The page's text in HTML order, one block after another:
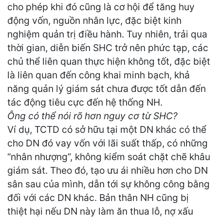
cho phép khi đó cũng là cơ hội để tăng huy
động vốn, nguồn nhân lực, đặc biệt kinh
nghiệm quản trị điều hành. Tuy nhiên, trải qua
thời gian, diễn biến SHC trở nên phức tạp, các
chủ thể liên quan thực hiện không tốt, đặc biệt
là liên quan đến công khai minh bạch, khả
năng quản lý giám sát chưa được tốt dẫn đến
tác động tiêu cực đến hệ thống NH.
Ông có thể nói rõ hơn nguy cơ từ SHC?
Ví dụ, TCTD có sở hữu tại một DN khác có thể
cho DN đó vay vốn với lãi suất thấp, có những
“nhân nhượng”, không kiểm soát chặt chẽ khâu
giám sát. Theo đó, tạo ưu ái nhiều hơn cho DN
sân sau của mình, dẫn tới sự không công bằng
đối với các DN khác. Bản thân NH cũng bị
thiệt hại nếu DN này làm ăn thua lỗ, nợ xấu